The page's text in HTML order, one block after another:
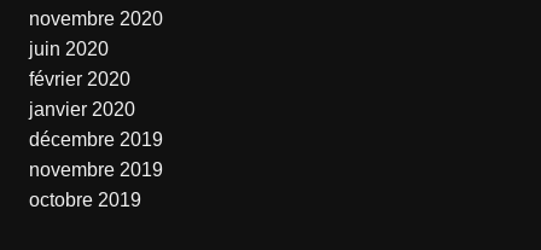
novembre 2020
juin 2020
février 2020
janvier 2020
décembre 2019
novembre 2019
octobre 2019